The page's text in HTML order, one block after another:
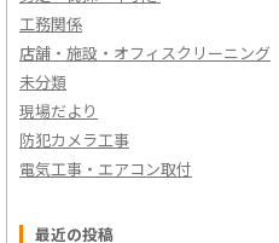
工務関係
店舗・施設・オフィスクリーニング
未分類
現場だより
防犯カメラ工事
電気工事・エアコン取付
最近の投稿